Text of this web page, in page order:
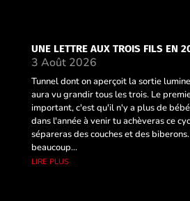
UNE LETTRE AUX TROIS FILS EN
3 Août 2026
Tunnel dont on aperçoit la sortie
aura vu grandir tous les trois. Le
important, c'est qu'il n'y a plus de
dans l'année à venir tu achèveras ce
sépareras des couches et des
beaucoup...
lire plus